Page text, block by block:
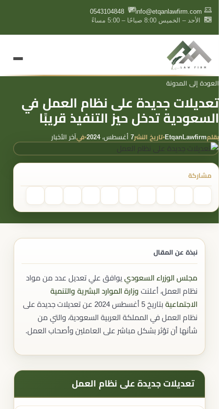
content
info@etqanlawfirm.com
0543104848
الأحد – الخميس 8:00 صباحًا – 5:00 مساءً
العودة إلى المدونة
تعديلات جديدة على نظام العمل في
السعودية تدخل حيز التنفيذ قريبًا
بقلمEtqanLawfirm تاريخ النشر7 أغسطس، 2024 فيآخر الأخبار
مشاركة
نبذة عن المقال
مجلس الوزراء السعودي يوافق علي تعديل عدد من مواد
نظام العمل، أعلنت وزارة الموارد البشرية والتنمية
الاجتماعية
بتاريخ 5 أغسطس 2024 عن تعديلات جديدة على
نظام العمل في المملكة العربية السعودية، والتي من
شأنها أن تؤثر بشكل مباشر على العاملين وأصحاب العمل.
تعديلات جديدة على نظام العمل